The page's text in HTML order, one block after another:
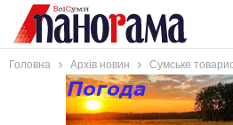
Головна Архів новин Сумське